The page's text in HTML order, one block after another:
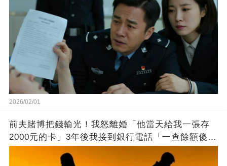
2026/02/01
前夫賭博把錢輸光！我怒離婚「他當天給我一張存
2000元的卡」3年後我接到銀行電話「一查餘額傻